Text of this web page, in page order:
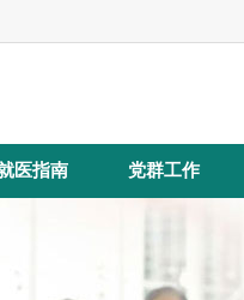
医指南 党群工作